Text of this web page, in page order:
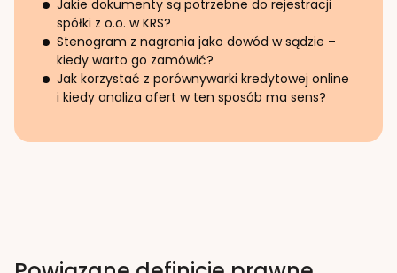
Jakie dokumenty są potrzebne do rejestracji
spółki z o.o. w KRS?
Stenogram z nagrania jako dowód w sądzie –
kiedy warto go zamówić?
Jak korzystać z porównywarki kredytowej online
i kiedy analiza ofert w ten sposób ma sens?